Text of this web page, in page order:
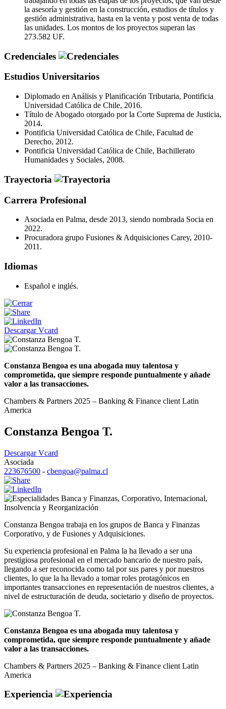
la asesoría y gestión en la construcción, estudios de títulos y
gestión administrativa, hasta en la venta y post venta de todas
las unidades. Los montos de los proyectos superan las
273.582 UF.
Credenciales
Estudios Universitarios
Diplomado en Análisis y Planificación Tributaria, Pontificia
Universidad Católica de Chile, 2016.
Título de Abogado otorgado por la Corte Suprema de Justicia,
2014.
Pontificia Universidad Católica de Chile, Facultad de
Derecho, 2012.
Pontificia Universidad Católica de Chile, Bachillerato
Humanidades y Sociales, 2008.
Trayectoria
Carrera Profesional
Asociada en Palma, desde 2013, siendo nombrada Socia en
2022.
Procuradora grupo Fusiones & Adquisiciones Carey, 2010-
2011.
Idiomas
Español e inglés.
Descargar Vcard
Constanza Bengoa es una abogada muy talentosa y
comprometida, que siempre responde puntualmente y añade
valor a las transacciones.
Chambers & Partners 2025 – Banking & Finance client Latin
America
Constanza Bengoa T.
Descargar Vcard
Asociada
223676500 - cbengoa@palma.cl
Banca y Finanzas, Corporativo, Internacional,
Insolvencia y Reorganización
Constanza Bengoa trabaja en los grupos de Banca y Finanzas
Corporativo, y de Fusiones y Adquisiciones.
Su experiencia profesional en Palma la ha llevado a ser una
prestigiosa profesional en el mercado bancario de nuestro país,
llegando a ser reconocida como tal por sus pares y por nuestros
clientes, lo que la ha llevado a tomar roles protagónicos en
importantes transacciones en representación de nuestros clientes, a
nivel de estructuración de deuda, societario y diseño de proyectos.
Constanza Bengoa es una abogada muy talentosa y
comprometida, que siempre responde puntualmente y añade
valor a las transacciones.
Chambers & Partners 2025 – Banking & Finance client Latin
America
Experiencia